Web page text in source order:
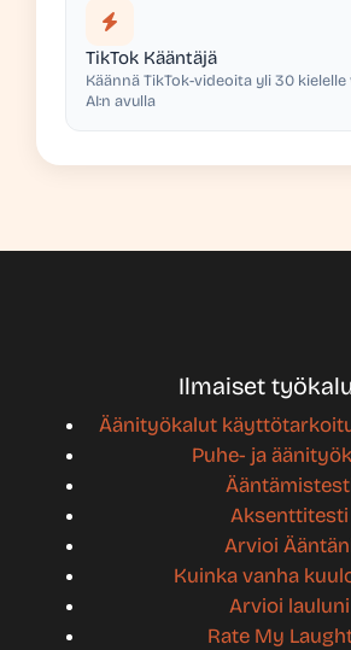
TikTok Kääntäjä
Käännä TikTok-videoita yli 30
AI:n avulla
Ilmaiset
Äänityökalut
Puhe- ja
Aksenttitesti
Arvioi
Kuinka vanha
Arvioi lauluni
Rate My